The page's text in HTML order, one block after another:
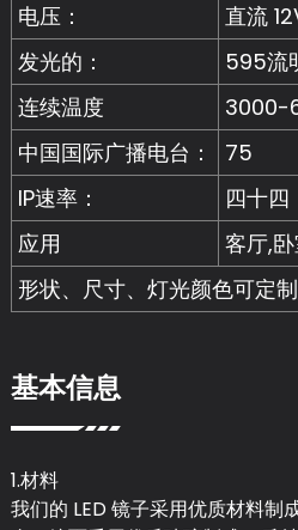
电压：
直流
发光的：
595流
连续温度
3000-
中国国际广播电台：
75
IP速率：
四十四
应用
客厅,
形状、尺寸、灯光颜色可定制
基本信息
1.材料
我们的 LED 镜子采用优质材料制